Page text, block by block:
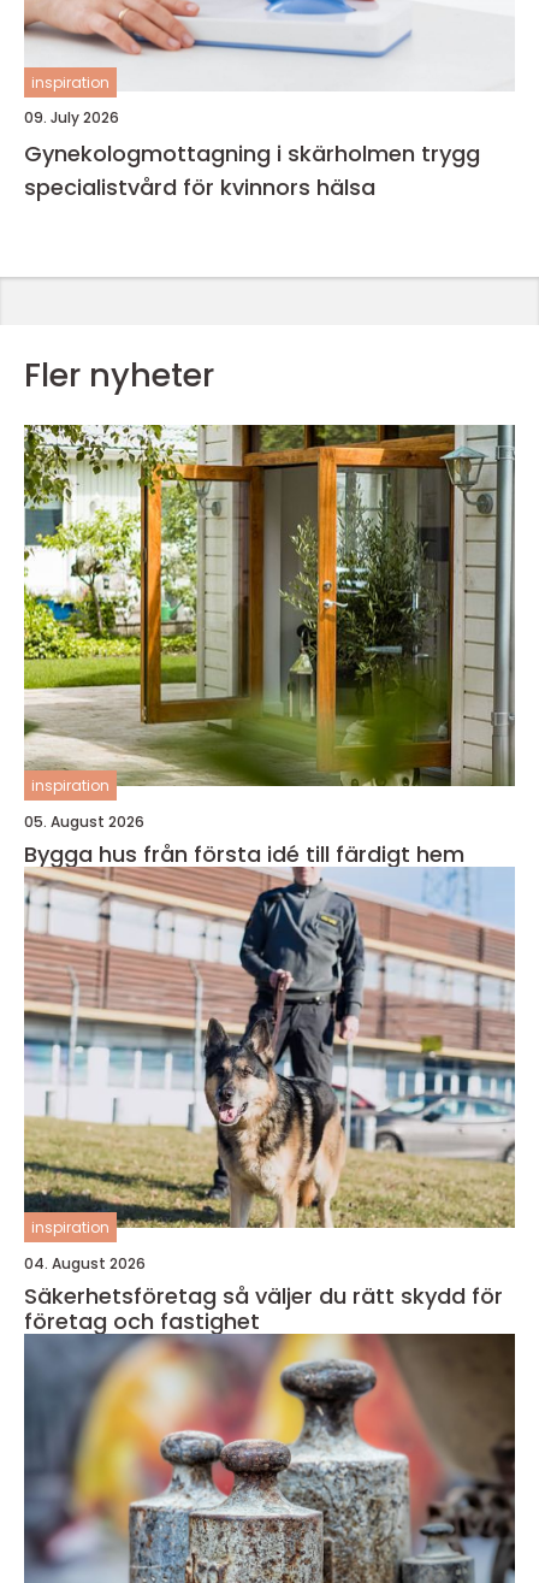
inspiration
09. July 2026
Gynekologmottagning i skärholmen trygg
specialistvård för kvinnors hälsa
Fler nyheter
inspiration
05. August 2026
Bygga hus från första idé till färdigt hem
inspiration
04. August 2026
Säkerhetsföretag så väljer du rätt skydd för
företag och fastighet